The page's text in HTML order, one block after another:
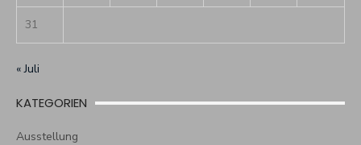
31
« Juli
KATEGORIEN
Ausstellung